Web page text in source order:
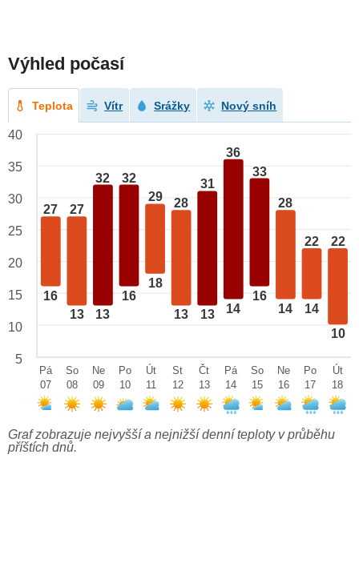
Výhled počasí
Teplota Vítr Srážky Nový sníh
27
16
27
13
32
13
32
16
29
18
28
13
31
13
36
14
33
16
28
14
22
14
22
10
40
35
30
25
20
15
10
5
Pá
07
So
08
Ne
09
Po
10
Út
11
St
12
Čt
13
Pá
14
So
15
Ne
16
Po
17
Út
18
Graf zobrazuje nejvyšší a nejnižší denní teploty v průběhu
příštích dnů.